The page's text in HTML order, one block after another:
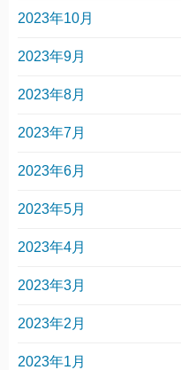
2023年10月
2023年9月
2023年8月
2023年7月
2023年6月
2023年5月
2023年4月
2023年3月
2023年2月
2023年1月